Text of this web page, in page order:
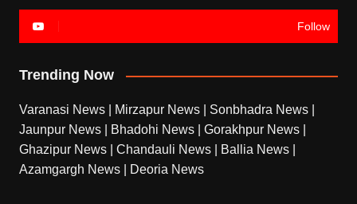
Follow
Trending Now
Varanasi News Mirzapur News Sonbhadra News
Jaunpur News
Bhadohi News Gorakhpur News
Ghazipur News
Chandauli News Ballia News
Azamgargh News
Deoria News